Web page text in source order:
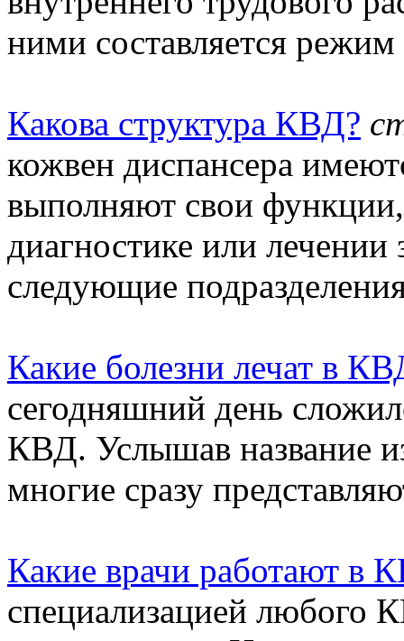
ними составляется
Какова структура КВД?
кожвен диспансера
выполняют свои
диагностике или
следующие
Какие болезни лечат в
сегодняшний день
КВД. Услышав название
многие сразу
Какие врачи работают в
специализацией любого